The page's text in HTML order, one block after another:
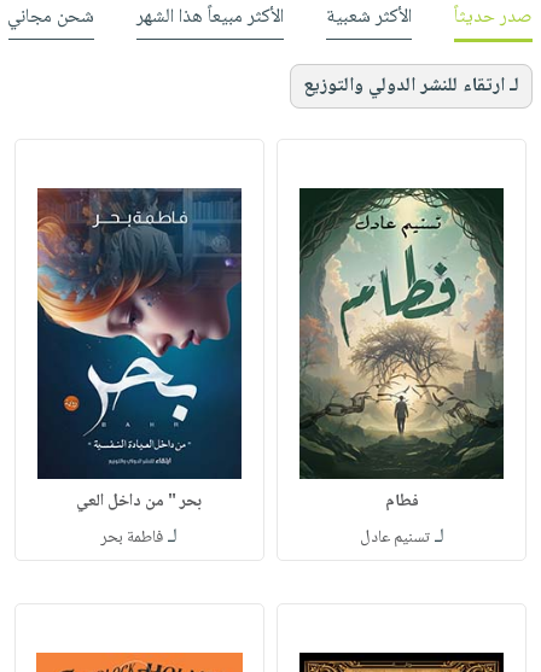
صدر حديثاً الأكثر شعبية الأكثر مبيعاً هذا الشهر شحن مجاني
لـ ارتقاء للنشر الدولي والتوزيع
فطام
لـتسنيم عادل
بحر " من داخل العي
لـفاطمة بحر